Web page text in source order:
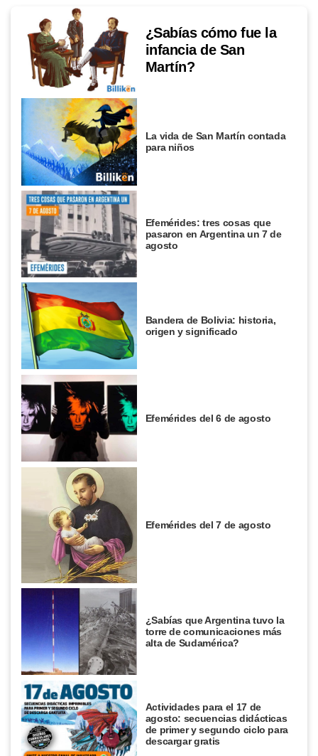
¿Sabías cómo fue la
infancia de San
Martín?
La vida de San Martín contada
para niños
Efemérides: tres cosas que
pasaron en Argentina un 7 de
agosto
Bandera de Bolivia: historia,
origen y significado
Efemérides del 6 de agosto
Efemérides del 7 de agosto
¿Sabías que Argentina tuvo la
torre de comunicaciones más
alta de Sudamérica?
Actividades para el 17 de
agosto: secuencias didácticas
de primer y segundo ciclo para
descargar gratis